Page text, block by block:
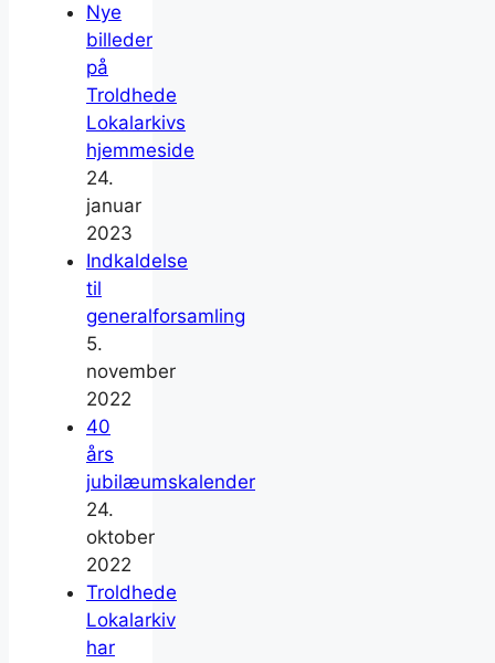
Nye
billeder
på
Troldhede
Lokalarkivs
hjemmeside
24.
januar
2023
Indkaldelse
til
generalforsamling
5.
november
2022
40
års
jubilæumskalender
24.
oktober
2022
Troldhede
Lokalarkiv
har